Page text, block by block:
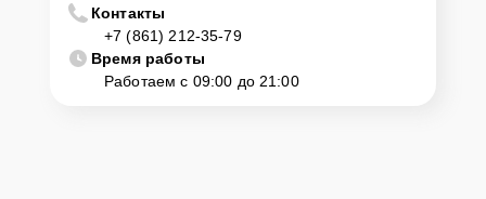
Контакты
+7 (861) 212-35-79
Время работы
Работаем с 09:00 до 21:00